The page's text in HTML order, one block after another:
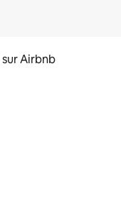
Airbnb